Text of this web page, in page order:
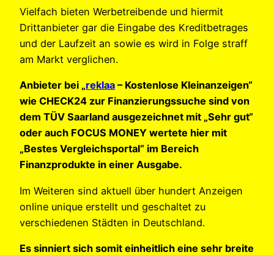
Vielfach bieten Werbetreibende und hiermit
Drittanbieter gar die Eingabe des Kreditbetrages
und der Laufzeit an sowie es wird in Folge straff
am Markt verglichen.
Anbieter bei „reklaa – Kostenlose Kleinanzeigen“
wie CHECK24 zur Finanzierungssuche sind von
dem TÜV Saarland ausgezeichnet mit „Sehr gut“
oder auch FOCUS MONEY wertete hier mit
„Bestes Vergleichsportal“ im Bereich
Finanzprodukte in einer Ausgabe.
Im Weiteren sind aktuell über hundert Anzeigen
online unique erstellt und geschaltet zu
verschiedenen Städten in Deutschland.
Es sinniert sich somit einheitlich eine sehr breite